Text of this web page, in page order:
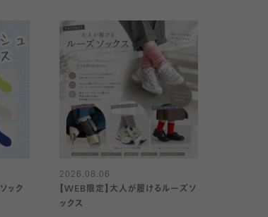
ック
2026.08.06
【WEB限定】大人が履けるルーズソ
ックス